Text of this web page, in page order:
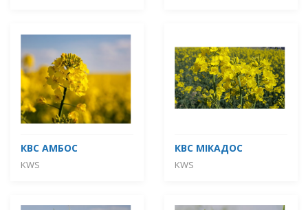
КВС АМБОС
KWS
КВС МІКАДОС
KWS